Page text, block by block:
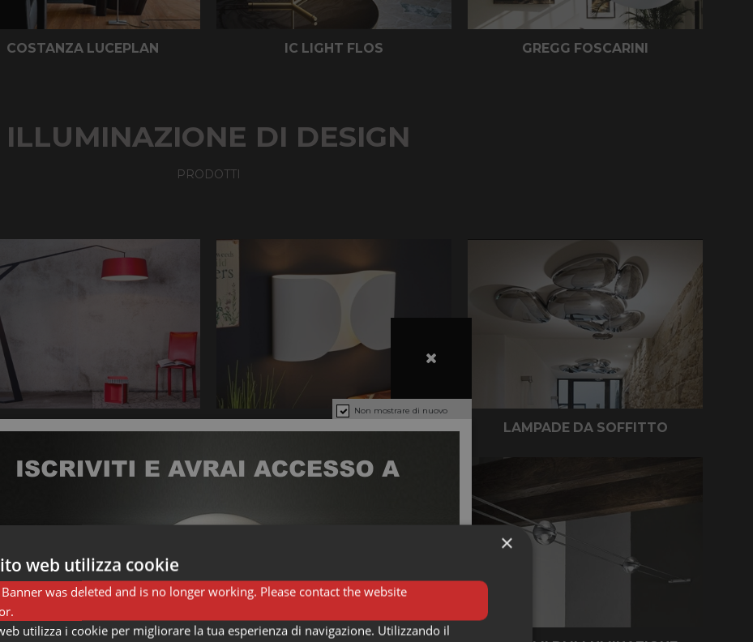
COSTANZA LUCEPLAN IC LIGHT FLOS GREGG FOSCARINI
ILLUMINAZIONE DI DESIGN
PRODOTTI
LAMPADE DA TERRA LAMPADE DA SOFFITTO
Non mostrare di nuovo
×
web utilizza cookie
was deleted and is no longer working. Please contact the website
utilizza i cookie per migliorare la tua esperienza di navigazione. Utilizzando il